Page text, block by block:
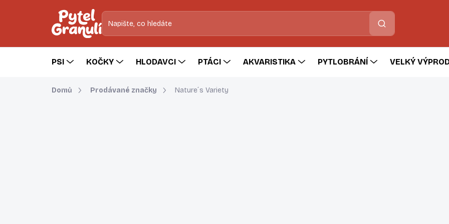
Hledat
PSI KOČKY HLODAVCI PTÁCI AKVARISTIKA PYTLOBRÁNÍ VELKÝ
Domů Prodávané značky Nature´s Variety